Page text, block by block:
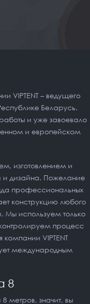
VIPTENT – ведущего
Беларусь.
и уже завоевало
и европейском
изготовлением и
дизайна. Пожелание
профессиональных
конструкцию любого
используем только
процесс
компании VIPTENT
международным
8
8 метров, значит, вы